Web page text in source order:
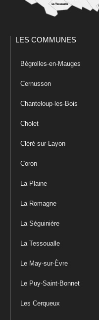
LES COMMUNES
Bégrolles-en-Mauges
Cernusson
Chanteloup-les-Bois
Cholet
Cléré-sur-Layon
Coron
La Plaine
La Romagne
La Séguinière
La Tessoualle
Le May-sur-Èvre
Le Puy-Saint-Bonnet
Les Cerqueux